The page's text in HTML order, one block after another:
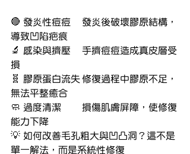
🔴 發炎性痘痘	發炎後破壞膠原結構，
導致凹陷疤痕
🔬 感染與擠壓	手擠痘痘造成真皮層受
損
🧬 膠原蛋白流失	修復過程中膠原不足，
無法平整癒合
🧼 過度清潔	損傷肌膚屏障，使修復
能力下降
💡 如何改善毛孔粗大與凹凸洞？這不是
單一解法，而是系統性修復